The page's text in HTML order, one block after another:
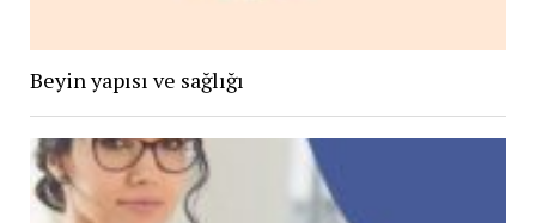
Beyin yapısı ve sağlığı